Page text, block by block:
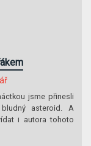
jsme přinesli
asteroid. A
i autora tohoto